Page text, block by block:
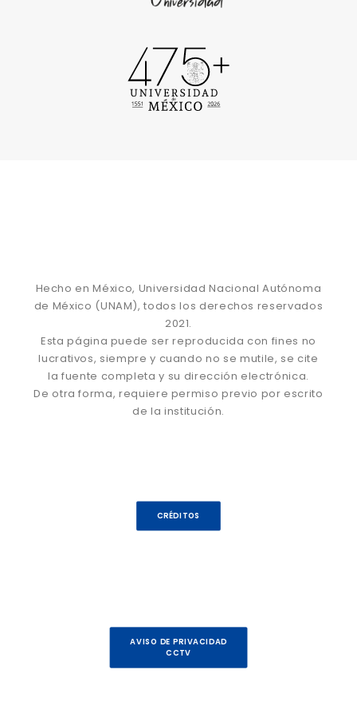
Hecho en México, Universidad Nacional Autónoma
de México (UNAM), todos los derechos reservados
2021.
Esta página puede ser reproducida con fines no
lucrativos, siempre y cuando no se mutile, se cite
la fuente completa y su dirección electrónica.
De otra forma, requiere permiso previo por escrito
de la institución.
CRÉDITOS
AVISO DE PRIVACIDAD
CCTV